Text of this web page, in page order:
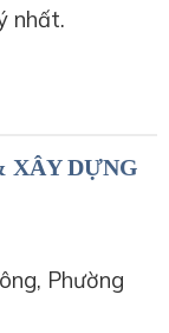
nhất.
XÂY DỰNG
Phường